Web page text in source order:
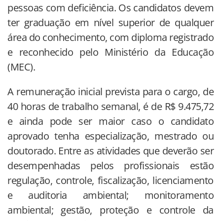
pessoas com deficiência. Os candidatos devem
ter graduação em nível superior de qualquer
área do conhecimento, com diploma registrado
e reconhecido pelo Ministério da Educação
(MEC).
A remuneração inicial prevista para o cargo, de
40 horas de trabalho semanal, é de R$ 9.475,72
e ainda pode ser maior caso o candidato
aprovado tenha especialização, mestrado ou
doutorado. Entre as atividades que deverão ser
desempenhadas pelos profissionais estão
regulação, controle, fiscalização, licenciamento
e auditoria ambiental; monitoramento
ambiental; gestão, proteção e controle da